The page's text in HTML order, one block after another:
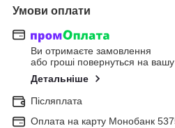
Умови оплати
Ви отримаєте замовлення
або гроші повернуться на вашу
Детальніше
Післяплата
Оплата на карту Монобанк